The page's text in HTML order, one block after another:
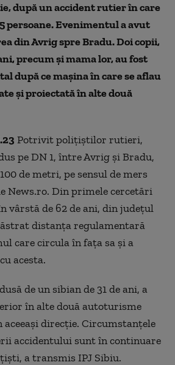
după un accident rutier în care
persoane. Evenimentul a avut
din Avrig spre Bradu. Doi copii,
precum și mama lor, au fost
după ce mașina în care se aflau
și proiectată în alte două
Potrivit polițiștilor rutieri,
pe DN 1, între Avrig și Bradu,
de metri, pe sensul de mers
News.ro. Din primele cercetări
vârstă de 62 de ani, din județul
distanța regulamentară
care circula în fața sa și a
acesta.
de un sibian de 31 de ani, a
în alte două autoturisme
aceeași direcție. Circumstanțele
accidentului sunt în continuare
a transmis IPJ Sibiu.